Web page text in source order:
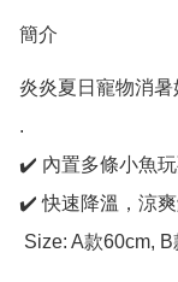
簡介
炎炎夏日寵物消暑
.
✔️ 內置多條小魚
✔️ 快速降溫，涼
Size: A款60cm,